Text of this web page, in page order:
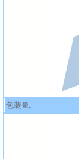
包裝圖: